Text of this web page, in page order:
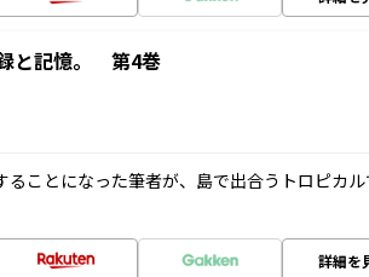
と記憶。 第4巻
ことになった筆者が、島で出合うトロピカ
詳細を